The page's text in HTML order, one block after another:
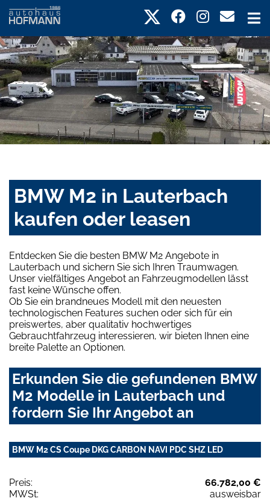
BMW M2 in Lauterbach
kaufen oder leasen
Entdecken Sie die besten BMW M2 Angebote in
Lauterbach und sichern Sie sich Ihren Traumwagen.
Unser vielfältiges Angebot an Fahrzeugmodellen lässt
fast keine Wünsche offen.
Ob Sie ein brandneues Modell mit den neuesten
technologischen Features suchen oder sich für ein
preiswertes, aber qualitativ hochwertiges
Gebrauchtfahrzeug interessieren, wir bieten Ihnen eine
breite Palette an Optionen.
Erkunden Sie die gefundenen BMW
M2 Modelle in Lauterbach und
fordern Sie Ihr Angebot an
BMW M2 CS Coupe DKG CARBON NAVI PDC SHZ LED
Preis:
66.782,00 €
MWSt:
ausweisbar